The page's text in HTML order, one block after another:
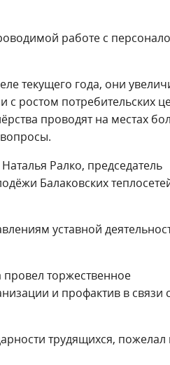
работе с
текущего года, они
с ростом потребительских
проводят на местах
Ралко, председатель
Балаковских
уставной
торжественное
и профактив в связи с
трудящихся, пожелал